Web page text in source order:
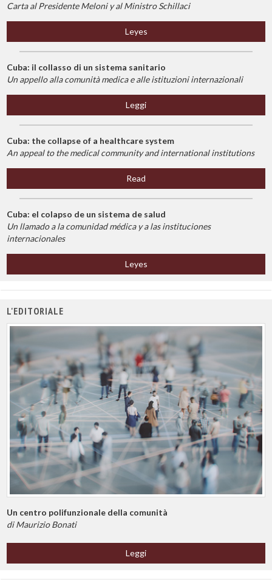
Carta al Presidente Meloni y al Ministro Schillaci
Leyes
Cuba: il collasso di un sistema sanitario
Un appello alla comunità medica e alle istituzioni internazionali
Leggi
Cuba: the collapse of a healthcare system
An appeal to the medical community and international institutions
Read
Cuba: el colapso de un sistema de salud
Un llamado a la comunidad médica y a las instituciones
internacionales
Leyes
L'EDITORIALE
Un centro polifunzionale della comunità
di Maurizio Bonati
Leggi